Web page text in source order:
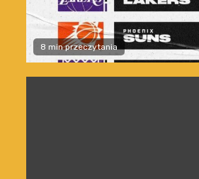
8 min przeczytania